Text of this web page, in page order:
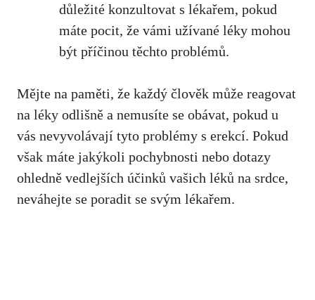
důležité konzultovat s lékařem, pokud
máte pocit, že vámi užívané léky mohou
být příčinou těchto problémů.
Mějte na paměti, že každý člověk může reagovat
na léky odlišně a nemusíte se obávat, pokud u
vás nevyvolávají tyto problémy s erekcí. Pokud
však máte jakýkoli pochybnosti nebo dotazy
ohledně vedlejších účinků vašich léků na srdce,
neváhejte se poradit se svým lékařem.